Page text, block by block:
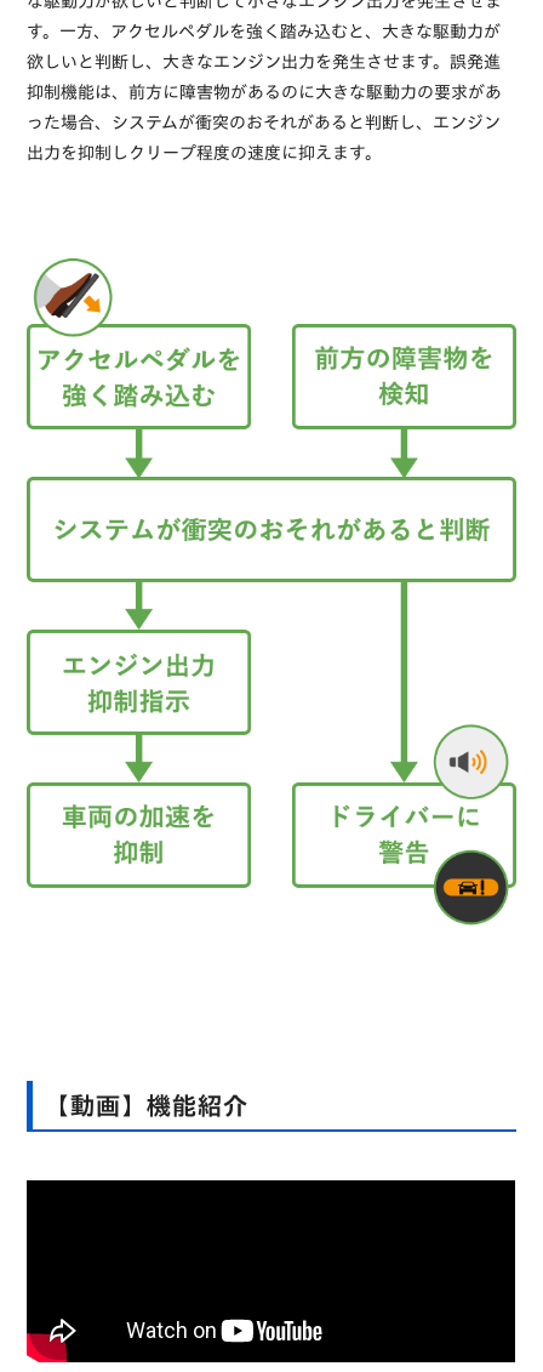
す。一方、アクセルペダルを強く踏み込むと、大きな駆動力が
欲しいと判断し、大きなエンジン出力を発生させます。誤発進
抑制機能は、前方に障害物があるのに大きな駆動力の要求があ
った場合、システムが衝突のおそれがあると判断し、エンジン
出力を抑制しクリープ程度の速度に抑えます。
【動画】機能紹介